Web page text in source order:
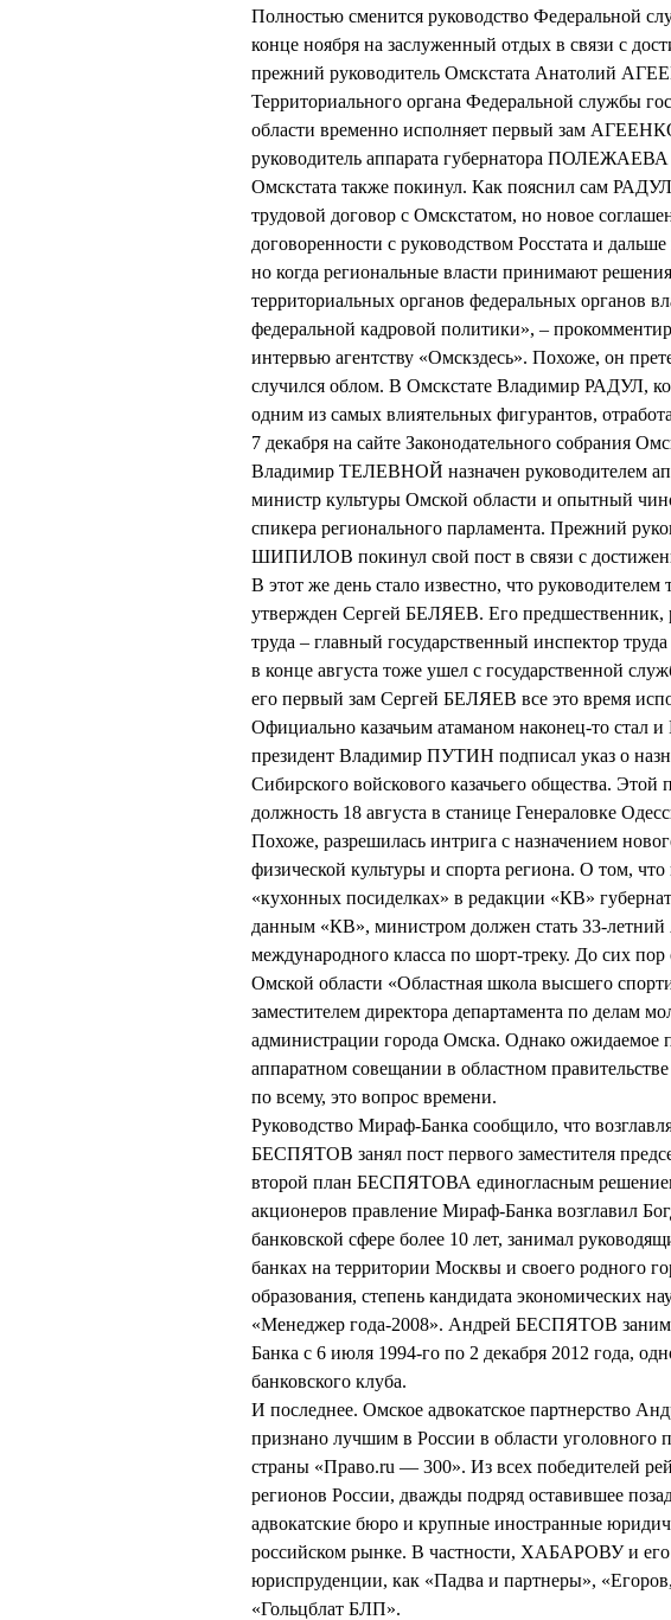
Полностью сменится руководство Федеральной
конце ноября на заслуженный отдых в связи с
прежний руководитель Омскстата Анатолий
Территориального органа Федеральной службы
области временно исполняет первый зам
руководитель аппарата губернатора
Омскстата также покинул. Как пояснил сам
трудовой договор с Омскстатом, но новое
договоренности с руководством Росстата и
но когда региональные власти принимают
территориальных органов федеральных органов
федеральной кадровой политики», –
интервью агентству «Омскздесь». Похоже, он
случился облом. В Омскстате Владимир
одним из самых влиятельных фигурантов,
7 декабря на сайте Законодательного собрания
Владимир ТЕЛЕВНОЙ назначен руководителем
министр культуры Омской области и опытный
спикера регионального парламента. Прежний
ШИПИЛОВ покинул свой пост в связи с
В этот же день стало известно, что
утвержден Сергей БЕЛЯЕВ. Его предшественник,
труда – главный государственный инспектор
в конце августа тоже ушел с государственной
его первый зам Сергей БЕЛЯЕВ все это время
Официально казачьим атаманом наконец-то
президент Владимир ПУТИН подписал указ о
Сибирского войскового казачьего общества.
должность 18 августа в станице Генераловке
Похоже, разрешилась интрига с назначением
физической культуры и спорта региона. О том,
«кухонных посиделках» в редакции «КВ»
данным «КВ», министром должен стать 33-
международного класса по шорт-треку. До сих
Омской области «Областная школа высшего
заместителем директора департамента по делам
администрации города Омска. Однако ожидаемое
аппаратном совещании в областном правительстве
по всему, это вопрос времени.
Руководство Мираф-Банка сообщило, что
БЕСПЯТОВ занял пост первого заместителя
второй план БЕСПЯТОВА единогласным
акционеров правление Мираф-Банка возглавил
банковской сфере более 10 лет, занимал
банках на территории Москвы и своего родного
образования, степень кандидата экономических
«Менеджер года-2008». Андрей БЕСПЯТОВ
Банка с 6 июля 1994-го по 2 декабря 2012 года,
банковского клуба.
И последнее. Омское адвокатское партнерство
признано лучшим в России в области уголовного
страны «Право.ru — 300». Из всех победителей
регионов России, дважды подряд оставившее
адвокатские бюро и крупные иностранные
российском рынке. В частности, ХАБАРОВУ и его
юриспруденции, как «Падва и партнеры»,
«Гольцблат БЛП».